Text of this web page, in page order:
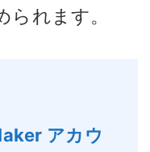
れます。
アカウ